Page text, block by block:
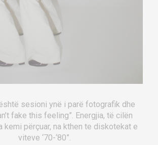
sesioni ynë i parë fotografik dhe
fake this feeling”. Energjia, të cilën
kemi përçuar, na kthen te diskotekat e
viteve ‘70-‘80”.